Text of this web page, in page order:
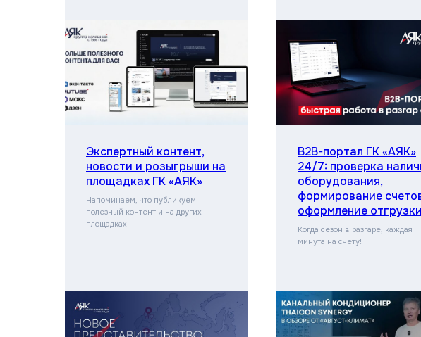
Экспертный контент,
новости и розыгрыши на
площадках ГК «АЯК»
Напоминаем, что публикуем
полезный контент и на других
площадках
B2B-портал ГК «АЯК»
24/7: проверка
оборудования,
формирование
оформление отгрузки
Когда сезон в разгаре, каждая
минута на счету!